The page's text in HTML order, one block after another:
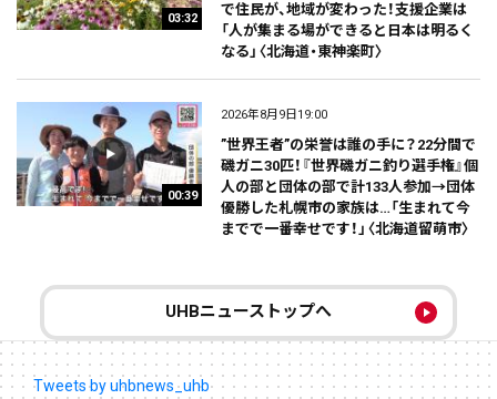
03:32
で住民が、地域が変わった！支援企業は
「人が集まる場ができると日本は明るく
なる」〈北海道・東神楽町〉
00:39
2026年8月9日19:00
”世界王者”の栄誉は誰の手に？22分間で
磯ガニ30匹！『世界磯ガニ釣り選手権』個
人の部と団体の部で計133人参加→団体
優勝した札幌市の家族は…「生まれて今
までで一番幸せです！」〈北海道留萌市〉
UHBニューストップへ
Tweets by uhbnews_uhb